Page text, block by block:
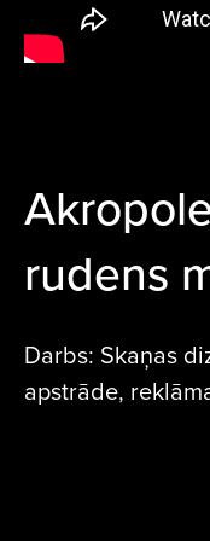
rudens
Darbs: Skaņas
apstrāde,